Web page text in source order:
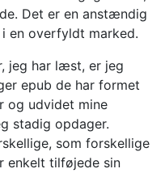
Det er en anstændig
en overfyldt marked.
jeg har læst, er jeg
epub de har formet
og udvidet mine
stadig opdager.
som forskellige
enkelt tilføjede sin